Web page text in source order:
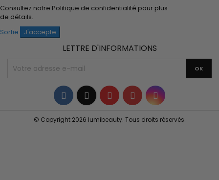
Consultez notre Politique de confidentialité pour plus
de détails.
Sortie
J'accepte
LETTRE D'INFORMATIONS
Facebook
TwitterYouTubePinterestInstagram
© Copyright 2026 lumibeauty. Tous droits réservés.